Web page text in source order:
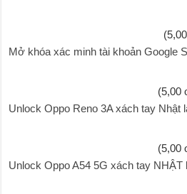
Mở khóa xác minh tài khoản Google
(5,00
Unlock Oppo Reno 3A xách tay Nhật
(5,00
Unlock Oppo A54 5G xách tay NHẬT